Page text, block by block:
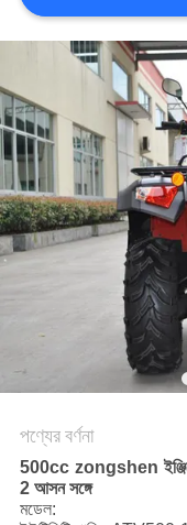
সাইট
ম্যাপ
গোপনীয়তা
নীতি
পণ্যের বর্ণনা
500cc zongshen ইঞ্জিনের
2 আসন সঙ্গে
মডেল: